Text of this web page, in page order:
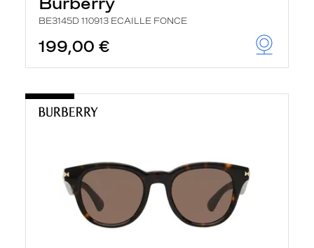
BE3145D 110913 ECAILLE FONCE
199,00 €